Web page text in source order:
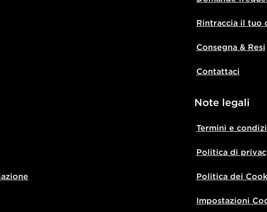
Rintraccia il tuo
Consegna & Resi
Contattaci
Note legali
Termini e
Politica di
Politica dei
Impostazioni